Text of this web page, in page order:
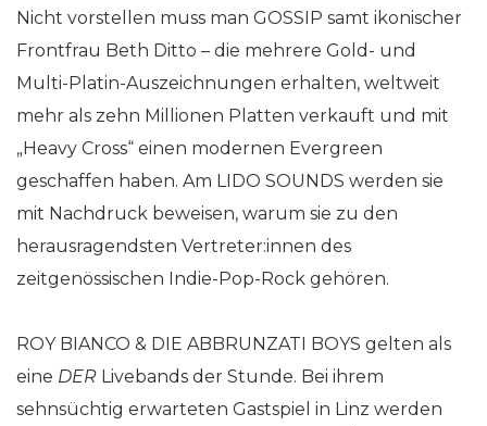
Nicht vorstellen muss man GOSSIP samt ikonischer
Frontfrau Beth Ditto – die mehrere Gold- und
Multi-Platin-Auszeichnungen erhalten, weltweit
mehr als zehn Millionen Platten verkauft und mit
„Heavy Cross“ einen modernen Evergreen
geschaffen haben. Am LIDO SOUNDS werden sie
mit Nachdruck beweisen, warum sie zu den
herausragendsten Vertreter:innen des
zeitgenössischen Indie-Pop-Rock gehören.
ROY BIANCO & DIE ABBRUNZATI BOYS gelten als
eine DER Livebands der Stunde. Bei ihrem
sehnsüchtig erwarteten Gastspiel in Linz werden